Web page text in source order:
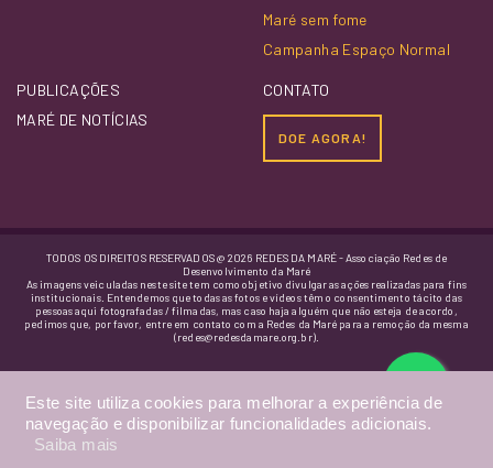
Maré sem fome
Campanha Espaço Normal
PUBLICAÇÕES
MARÉ DE NOTÍCIAS
CONTATO
DOE AGORA!
TODOS OS DIREITOS RESERVADOS @ 2026 REDES DA MARÉ - Associação Redes de
Desenvolvimento da Maré
As imagens veiculadas neste site tem como objetivo divulgar as ações realizadas para fins
institucionais. Entendemos que todas as fotos e vídeos têm o consentimento tácito das
pessoas aqui fotografadas / filmadas, mas caso haja alguém que não esteja de acordo,
pedimos que, por favor, entre em contato com a Redes da Maré para a remoção da mesma
(redes@redesdamare.org.br).
Este site utiliza cookies para melhorar a experiência de
navegação e disponibilizar funcionalidades adicionais.
Saiba mais